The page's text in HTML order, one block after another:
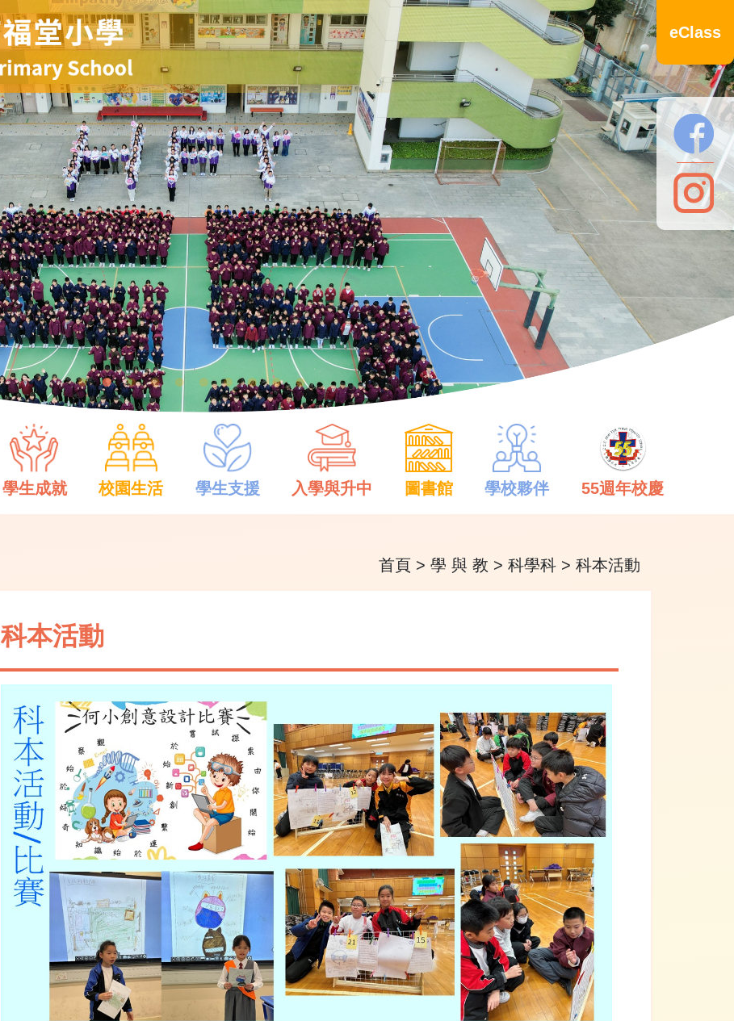
eClass
學生成就 校園生活 學生支援 入學與升中 圖書館 學校夥伴 55週年校慶
首頁 >學 與 教 >科學科 >科本活動
科本活動